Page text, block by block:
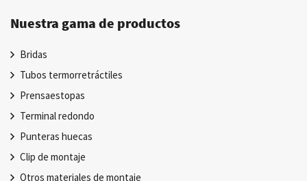
Nuestra gama de productos
Bridas
Tubos termorretráctiles
Prensaestopas
Terminal redondo
Punteras huecas
Clip de montaje
Otros materiales de montaje